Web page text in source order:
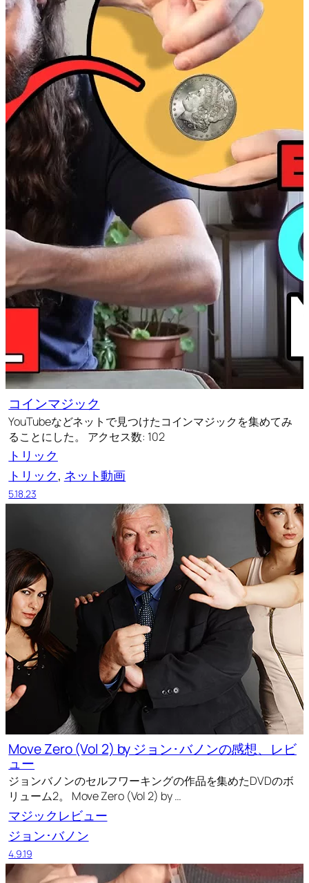
コインマジック
YouTubeなどネットで見つけたコインマジックを集めてみ
ることにした。 アクセス数: 102
トリック
トリック, ネット動画
5.18.23
Move Zero (Vol 2) by ジョン･バノンの感想、レビ
ュー
ジョンバノンのセルフワーキングの作品を集めたDVDのボ
リューム2。 Move Zero (Vol 2) by …
マジックレビュー
ジョン･バノン
4.9.19